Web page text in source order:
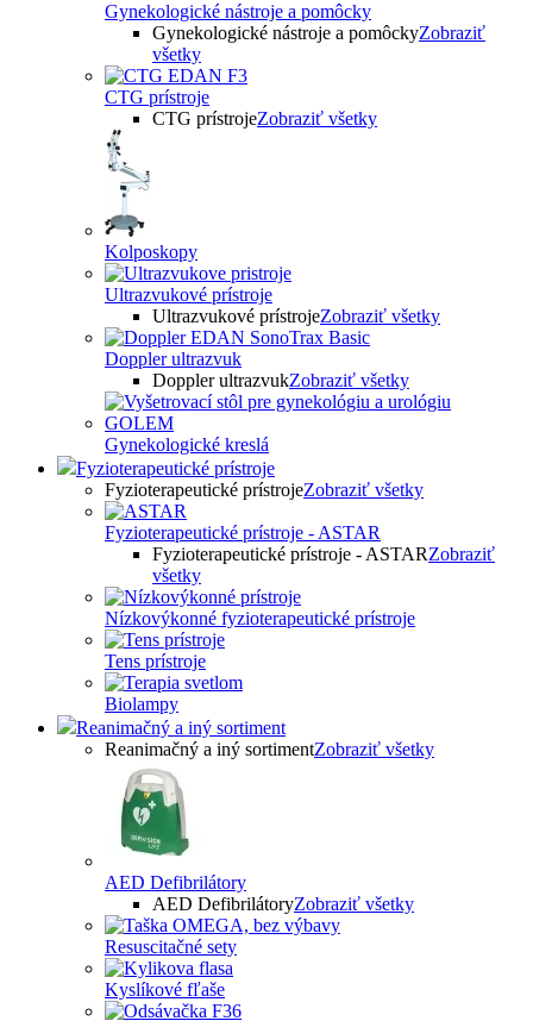
Gynekologické nástroje a pomôcky
Gynekologické nástroje a pomôckyZobraziť
všetky
CTG prístroje
CTG prístrojeZobraziť všetky
Kolposkopy
Ultrazvukové prístroje
Ultrazvukové prístrojeZobraziť všetky
Doppler ultrazvuk
Doppler ultrazvukZobraziť všetky
Gynekologické kreslá
Fyzioterapeutické prístroje
Fyzioterapeutické prístrojeZobraziť všetky
Fyzioterapeutické prístroje - ASTAR
Fyzioterapeutické prístroje - ASTARZobraziť
všetky
Nízkovýkonné fyzioterapeutické prístroje
Tens prístroje
Biolampy
Reanimačný a iný sortiment
Reanimačný a iný sortimentZobraziť všetky
AED Defibrilátory
AED DefibrilátoryZobraziť všetky
Resuscitačné sety
Kyslíkové fľaše